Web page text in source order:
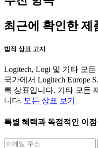
최근에 확인한 제
법적 상표 고지
Logitech, Logi 및 기타 모
국가에서 Logitech Europe
록 상표입니다. 기타 모든
니다. 모든 상표 보기
특별 혜택과 독점적인 이